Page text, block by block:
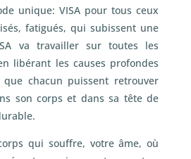
unique: VISA pour tous ceux
fatigués, qui subissent une
va travailler sur toutes les
libérant les causes profondes
chacun puissent retrouver
son corps et dans sa tête de
qui souffre, votre âme, où